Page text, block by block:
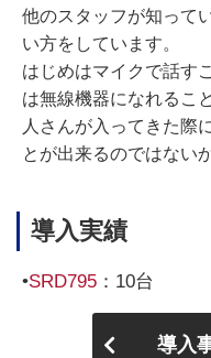
他のスタッフが知って
い方をしています。
はじめはマイクで話す
は無線機器になれるこ
人さんが入ってきた際
とが出来るのではない
導入実績
•SRD795 ：10台
導入